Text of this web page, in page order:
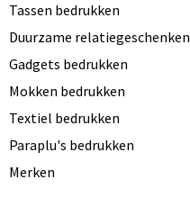
Tassen bedrukken
Duurzame relatiegeschenken
Gadgets bedrukken
Mokken bedrukken
Textiel bedrukken
Paraplu's bedrukken
Merken